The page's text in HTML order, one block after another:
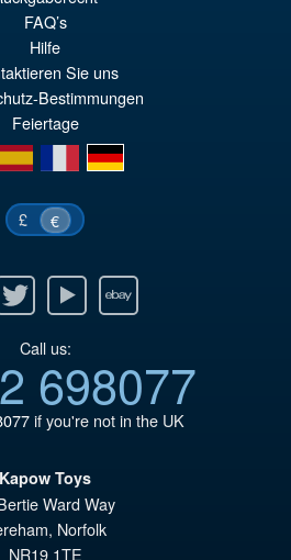
FAQ’s
Hilfe
Sie uns
Bestimmungen
Feiertage
fr de
£ €
Ebay
Call us:
698077
if you're not in the UK
Kapow Toys
Ward Way
, Norfolk
NR19 1TE